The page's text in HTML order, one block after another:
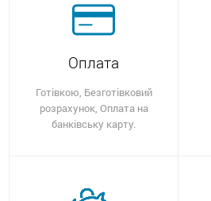
Оплата
Готівкою, Безготівковий
розрахунок, Оплата на
банківську карту.